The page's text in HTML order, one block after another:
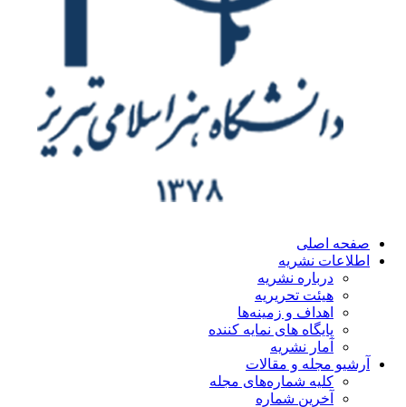
اصلی
نشریه
درباره نشریه
هیئت تحریریه
اهداف و زمینه‌ها
پایگاه های نمایه کننده
آمار نشریه
مجله و مقالات
کلیه شماره‌های مجله
آخرین شماره